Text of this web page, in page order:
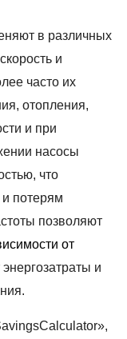
в различных
и
часто их
отопления,
и при
насосы
что
потерям
позволяют
от
и